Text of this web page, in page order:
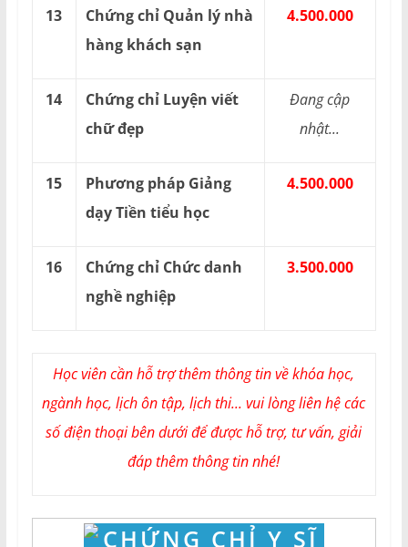
13
Chứng chỉ Quản lý nhà
hàng khách sạn
4.500.000
14
Chứng chỉ Luyện viết
chữ đẹp
Đang cập
nhật...
15
Phương pháp Giảng
dạy Tiền tiểu học
4.500.000
16
Chứng chỉ Chức danh
nghề nghiệp
3.500.000
Học viên cần hỗ trợ thêm thông tin về khóa học,
ngành học, lịch ôn tập, lịch thi... vui lòng liên hệ các
số điện thoại bên dưới để được hỗ trợ, tư vấn, giải
đáp thêm thông tin nhé!